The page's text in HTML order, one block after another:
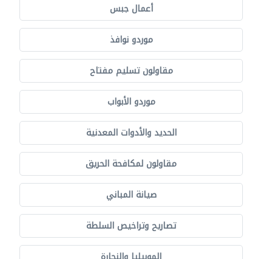
أعمال جبس
موردو نوافذ
مقاولون تسليم مفتاح
موردو الأبواب
الحديد والأدوات المعدنية
مقاولون لمكافحة الحريق
صيانة المباني
تصاريح وتراخيص السلطة